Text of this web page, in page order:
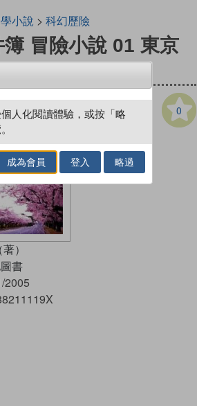
小說 > 科幻歷險
冒險小說 01 東京
0
）
書
2005
人化閱讀體驗，或按「略
成為會員 登入 略過